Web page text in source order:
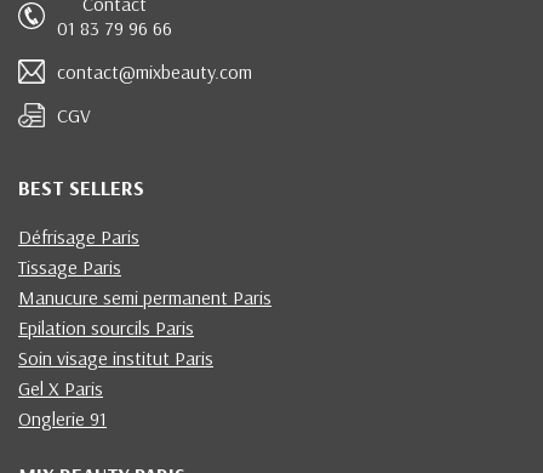
01 83 79 96 66
contact@mixbeauty.com
CGV
BEST SELLERS
Défrisage Paris
Tissage Paris
Manucure semi permanent Paris
Epilation sourcils Paris
Soin visage institut Paris
Gel X Paris
Onglerie 91